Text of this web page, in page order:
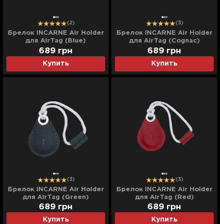
(2)
Брелок INCARNE Air Holder
для AirTag (Blue)
Купить
689 грн
(3)
Брелок INCARNE Air Holder
для AirTag (Cognac)
Купить
689 грн
(3)
Брелок INCARNE Air Holder
для AirTag (Green)
Купить
689 грн
(3)
Брелок INCARNE Air Holder
для AirTag (Red)
Купить
689 грн